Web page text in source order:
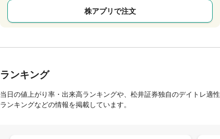
株アプリで注文
ランキング
当日の値上がり率・出来高ランキングや、松井証券独自のデイトレ適性
ランキングなどの情報を掲載しています。